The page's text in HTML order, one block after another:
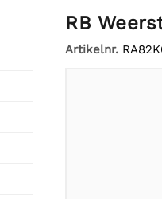
RB
Artikelnr.